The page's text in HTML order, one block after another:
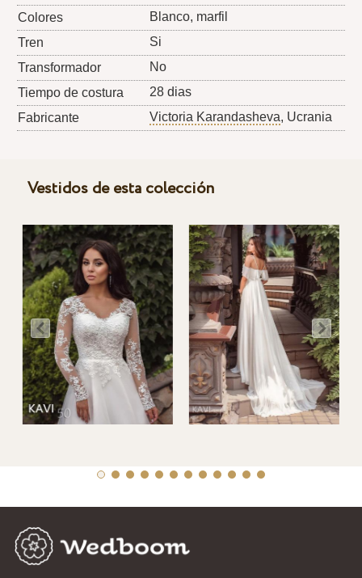
Colores
Blanco, marfil
Tren
Si
Transformador
No
Tiempo de costura
28 dias
Fabricante
Victoria Karandasheva, Ucrania
Vestidos de esta colección